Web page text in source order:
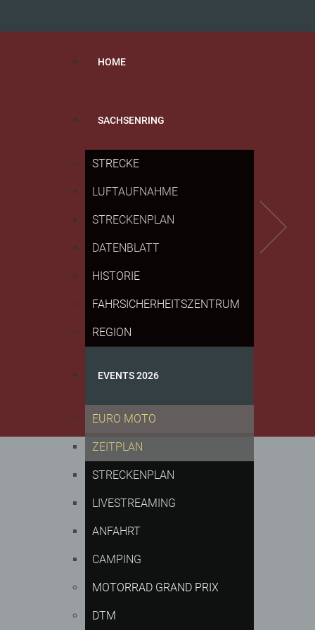
HOME
SACHSENRING
STRECKE
LUFTAUFNAHME
STRECKENPLAN
DATENBLATT
HISTORIE
FAHRSICHERHEITSZENTRUM
REGION
EVENTS 2026
EURO MOTO
ZEITPLAN
STRECKENPLAN
LIVESTREAMING
ANFAHRT
CAMPING
MOTORRAD GRAND PRIX
DTM